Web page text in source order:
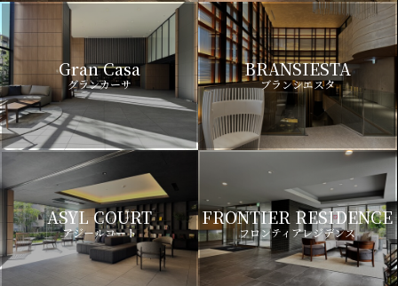
Gran Casa
グランカーサ
BRANSIESTA
ブランシエスタ
ASYL COURT
アジールコート
FRONTIER RESIDENCE
フロンティアレジデンス